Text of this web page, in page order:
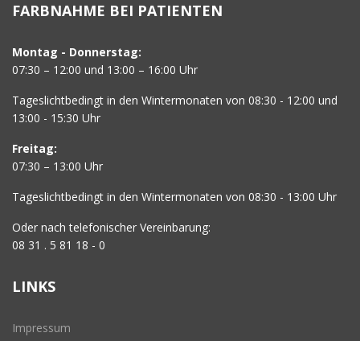
FARBNAHME BEI PATIENTEN
Montag - Donnerstag:
07:30 – 12:00 und 13:00 – 16:00 Uhr
Tageslichtbedingt in den Wintermonaten von 08:30 - 12:00 und
13:00 - 15:30 Uhr
Freitag:
07:30 – 13:00 Uhr
Tageslichtbedingt in den Wintermonaten von 08:30 - 13:00 Uhr
Oder nach telefonischer Vereinbarung:
08 31 . 5 81 18 - 0
LINKS
Impressum